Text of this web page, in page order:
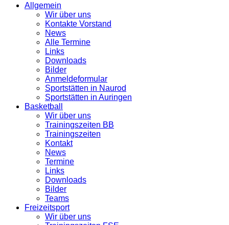
Allgemein
Wir über uns
Kontakte Vorstand
News
Alle Termine
Links
Downloads
Bilder
Anmeldeformular
Sportstätten in Naurod
Sportstätten in Auringen
Basketball
Wir über uns
Trainingszeiten BB
Trainingszeiten
Kontakt
News
Termine
Links
Downloads
Bilder
Teams
Freizeitsport
Wir über uns